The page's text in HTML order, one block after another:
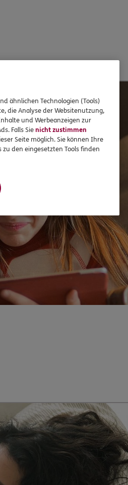
ähnlichen Technologien (Tools)
die Analyse der Websitenutzung,
und Werbeanzeigen zur
Falls Sienicht zustimmen
Seite möglich. Sie können Ihre
den eingesetzten Tools finden